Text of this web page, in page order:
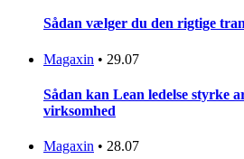
Sådan vælger du den rigtige
Magaxin • 29.07
Sådan kan Lean ledelse styrke
virksomhed
Magaxin • 28.07